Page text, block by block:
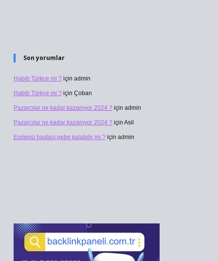
Son yorumlar
Habib Türkçe mi ? için admin
Habib Türkçe mi ? için Çoban
Pazarcılar ne kadar kazanıyor 2024 ? için admin
Pazarcılar ne kadar kazanıyor 2024 ? için Asil
Epilepsi hastası gebe kalabilir mi ? için admin